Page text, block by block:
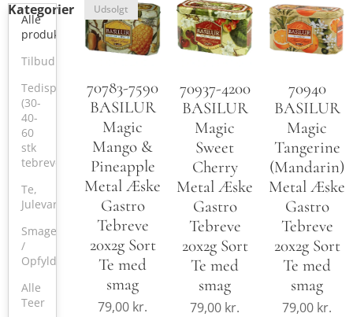
Kategorier
Alle
produkter
Tilbud
Tedisplay
(30-
40-
60
stk
tebreve)
Te,
Julevarer
Smagekasser
/
Opfyldning
Alle
Teer
70783-7590
BASILUR
Magic
Mango &
Pineapple
Metal Æske
Gastro
Tebreve
20x2g Sort
Te med
smag
Udsolgt
79,00 kr.
70937-4200
BASILUR
Magic
Sweet
Cherry
Metal Æske
Gastro
Tebreve
20x2g Sort
Te med
smag
79,00 kr.
70940
BASILUR
Magic
Tangerine
(Mandarin)
Metal Æske
Gastro
Tebreve
20x2g Sort
Te med
smag
79,00 kr.